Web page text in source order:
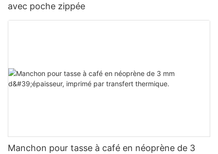
avec poche zippée
Manchon pour tasse à café en néoprène de 3